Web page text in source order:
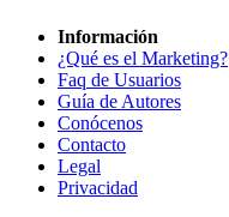
Información
¿Qué es el Marketing?
Faq de Usuarios
Guía de Autores
Conócenos
Contacto
Legal
Privacidad